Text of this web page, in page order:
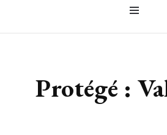
Protégé :